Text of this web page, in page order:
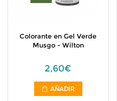
Colorante en Gel Verde
Musgo - Wilton
2,60€
AÑADIR